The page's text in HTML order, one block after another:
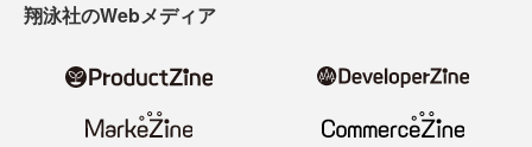
翔泳社のWebメディア